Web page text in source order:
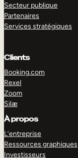
Secteur publique
Partenaires
Services stratégiques
Clients
Booking.com
Rexel
Zoom
Silæ
À propos
L’entreprise
Ressources graphiques
Investisseurs